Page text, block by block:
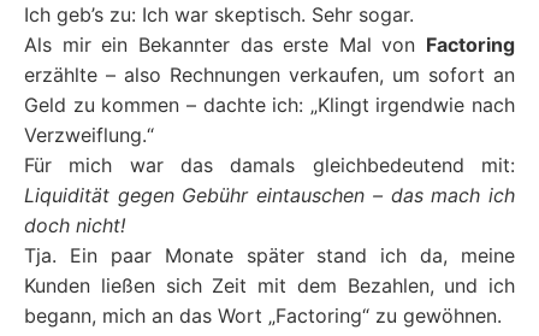
Ich geb’s zu: Ich war skeptisch. Sehr sogar.
Als mir ein Bekannter das erste Mal von Factoring
erzählte – also Rechnungen verkaufen, um sofort an
Geld zu kommen – dachte ich: „Klingt irgendwie nach
Verzweiflung.“
Für mich war das damals gleichbedeutend mit:
Liquidität gegen Gebühr eintauschen – das mach ich
doch nicht!
Tja. Ein paar Monate später stand ich da, meine
Kunden ließen sich Zeit mit dem Bezahlen, und ich
begann, mich an das Wort „Factoring“ zu gewöhnen.